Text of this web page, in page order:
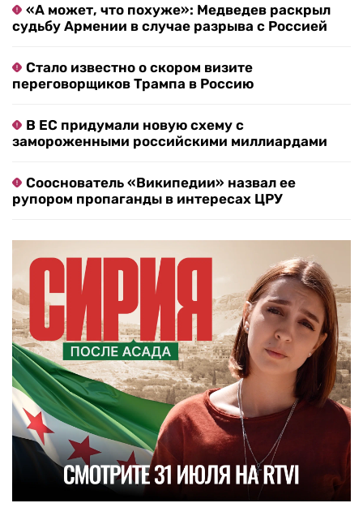
«А может, что похуже»: Медведев раскрыл
судьбу Армении в случае разрыва с Россией
Стало известно о скором визите
переговорщиков Трампа в Россию
В ЕС придумали новую схему с
замороженными российскими миллиардами
Сооснователь «Википедии» назвал ее
рупором пропаганды в интересах ЦРУ